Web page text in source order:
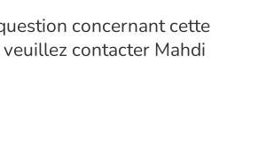
concernant cette
contacter Mahdi